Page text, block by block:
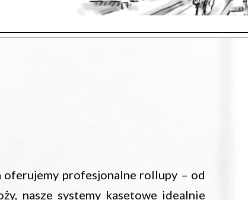
profesjonalne rollupy – od
nasze systemy kasetowe idealnie